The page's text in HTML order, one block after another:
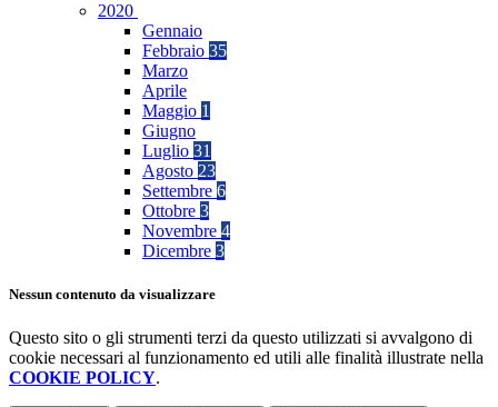
2020
Gennaio
Febbraio 35
Marzo
Aprile
Maggio 1
Giugno
Luglio 31
Agosto 23
Settembre 6
Ottobre 3
Novembre 4
Dicembre 3
Nessun contenuto da visualizzare
Questo sito o gli strumenti terzi da questo utilizzati si avvalgono di
cookie necessari al funzionamento ed utili alle finalità illustrate nella
COOKIE POLICY.